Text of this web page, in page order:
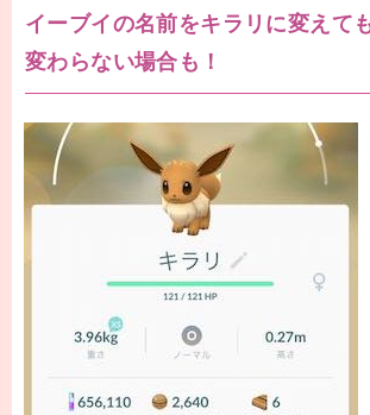
イーブイの名前をキラリに変えて
変わらない場合も！